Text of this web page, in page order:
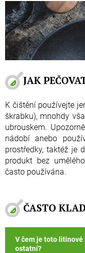
JAK
K čištění používejte
škrabku), mnohdy
ubrouskem.
nádobí anebo
prostředky, taktéž je
produkt bez
často používána.
ČASTO
V čem je toto litinové
ostatní?